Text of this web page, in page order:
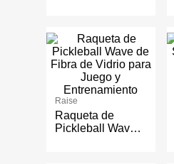
Raise
Raqueta de
Pickleball Wave